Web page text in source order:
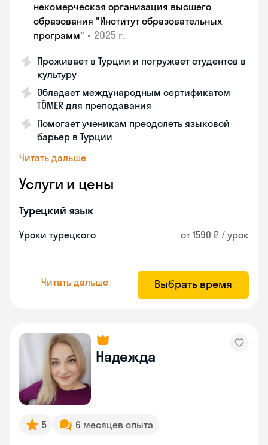
некомерческая организация высшего
образования "Институт образовательных
программ" • 2025 г.
Проживает в Турции и погружает студентов в
культуру
Обладает международным сертификатом
TÖMER для преподавания
Помогает ученикам преодолеть языковой
барьер в Турции
Читать дальше
Услуги и цены
Турецкий язык
Уроки турецкого от 1590 ₽ / урок
Читать дальше Выбрать время
Надежда
5 6 месяцев опыта